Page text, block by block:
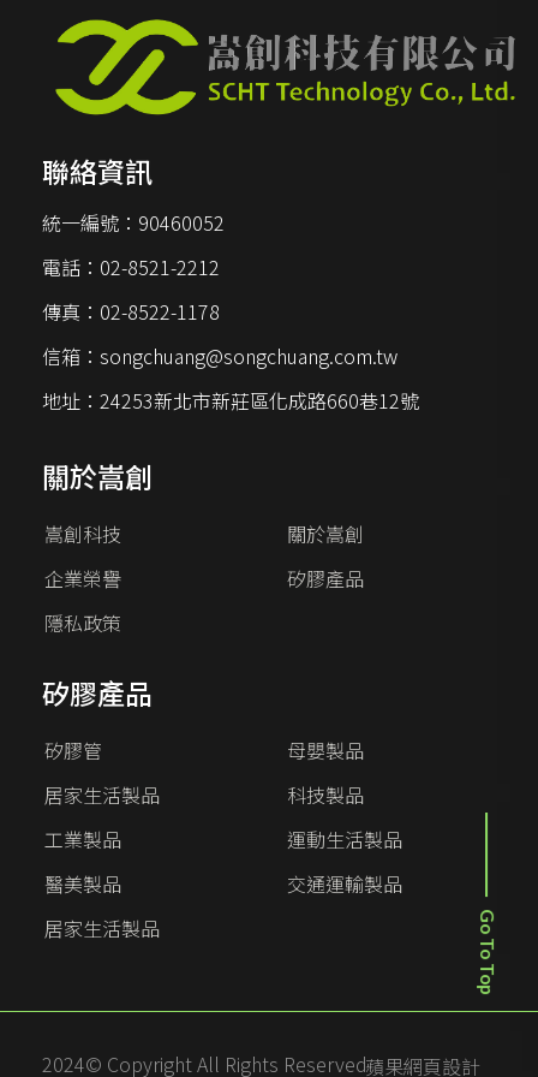
聯絡資訊
統一編號： 90460052
電話： 02-8521-2212
傳真： 02-8522-1178
信箱：songchuang@songchuang.com.tw
地址：24253新北市新莊區化成路660巷12號
關於嵩創
嵩創科技
關於嵩創
企業榮譽
矽膠產品
隱私政策
矽膠產品
矽膠管
母嬰製品
居家生活製品
科技製品
工業製品
運動生活製品
醫美製品
交通運輸製品
居家生活製品
2024© Copyright All Rights Reserved蘋果網頁設計
Go To Top